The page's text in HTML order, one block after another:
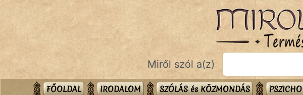
Asztrológia
Párkapcsolat
Miről szól a(z)
FŐOLDAL IRODALOM SZÓLÁS és KÖZMONDÁS PSZICHO